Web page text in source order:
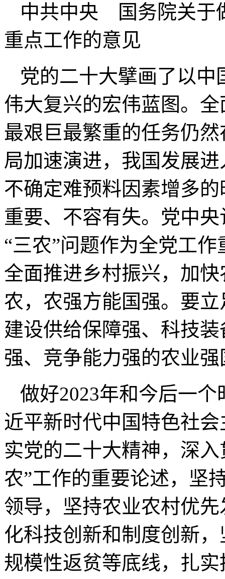
中共中央 国务院关于
重点工作的意见
党的二十大擘画了以
伟大复兴的宏伟蓝图。
最艰巨最繁重的任务仍
局加速演进，我国发展
不确定难预料因素增多
重要、不容有失。党中
“三农”问题作为全党工
全面推进乡村振兴，加
农，农强方能国强。要
建设供给保障强、科技
强、竞争能力强的农业强
做好2023年和今后一
近平新时代中国特色社
实党的二十大精神，深
农”工作的重要论述，坚
领导，坚持农业农村优
化科技创新和制度创新
规模性返贫等底线，扎